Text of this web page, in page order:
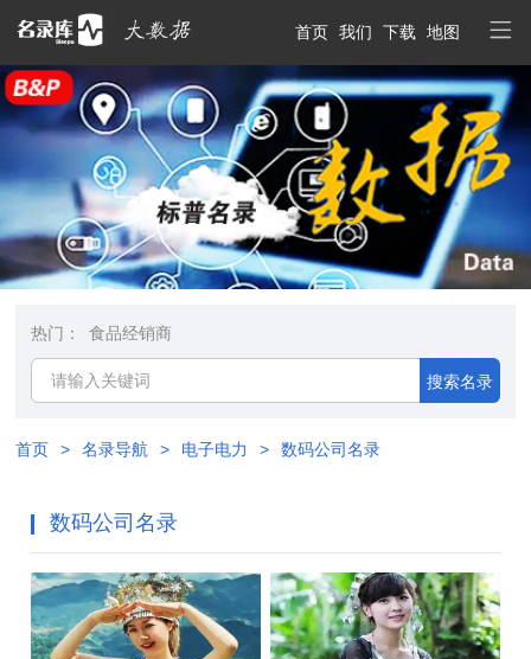
首页 我们 下载 地图
热门： 食品经销商
搜索名录
首页 > 名录导航 > 电子电力 > 数码公司名录
数码公司名录